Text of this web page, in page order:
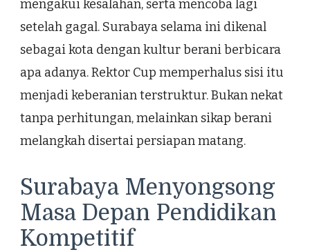
mengakui kesalahan, serta mencoba lagi
setelah gagal. Surabaya selama ini dikenal
sebagai kota dengan kultur berani berbicara
apa adanya. Rektor Cup memperhalus sisi itu
menjadi keberanian terstruktur. Bukan nekat
tanpa perhitungan, melainkan sikap berani
melangkah disertai persiapan matang.
Surabaya Menyongsong
Masa Depan Pendidikan
Kompetitif